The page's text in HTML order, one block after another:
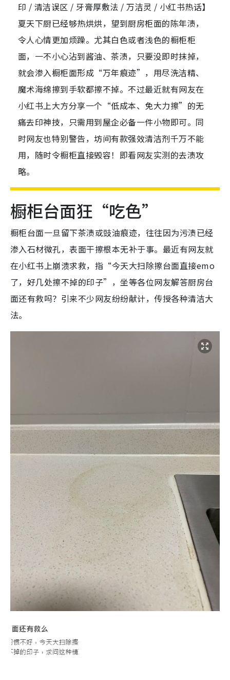
印 / 清洁误区 / 牙膏厚敷法 / 万洁灵 / 小红书热话】
夏天下厨已经够热烘烘，望到厨房柜面的陈年渍，
令人心情更加烦躁。尤其白色或者浅色的橱柜柜
面，一不小心沾到酱油、茶渍，只要没即时抹掉，
就会渗入橱柜面形成“万年痕迹”，用尽洗洁精、
魔术海绵擦到手软都擦不掉。不过最近就有网友在
小红书上大方分享一个“低成本、免大力擦”的无
痛去印神技，只需用到屋企必备一件小物即可。同
时网友也特别警告，坊间有款强效清洁剂千万不能
用，随时令橱柜直接毁容！即看网友实测的去渍攻
略。
橱柜台面狂“吃色”
橱柜台面一旦留下茶渍或豉油痕迹，往往因为污渍已经
渗入石材微孔，表面干擦根本无补于事。最近有网友就
在小红书上崩溃求救，指“今天大扫除擦台面直接emo
了，好几处擦不掉的印子”，坐等各位网友解答厨房台
面还有救吗？引来不少网友纷纷献计，传授各种清洁大
法。